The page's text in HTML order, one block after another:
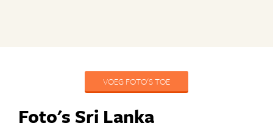
VOEG FOTO'S TOE
Foto's Sri Lanka